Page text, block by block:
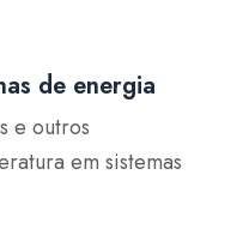
de energia
e outros
em sistemas